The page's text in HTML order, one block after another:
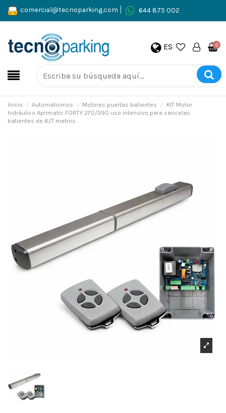
comercial@tecnoparking.com 644 875 002
ES 0
Inicio Automatismos Motores puertas batientes
KIT Motor
hidráulico Aprimatic FORTY 270/390 uso intensivo para cancelas
batientes de 6/7 metros